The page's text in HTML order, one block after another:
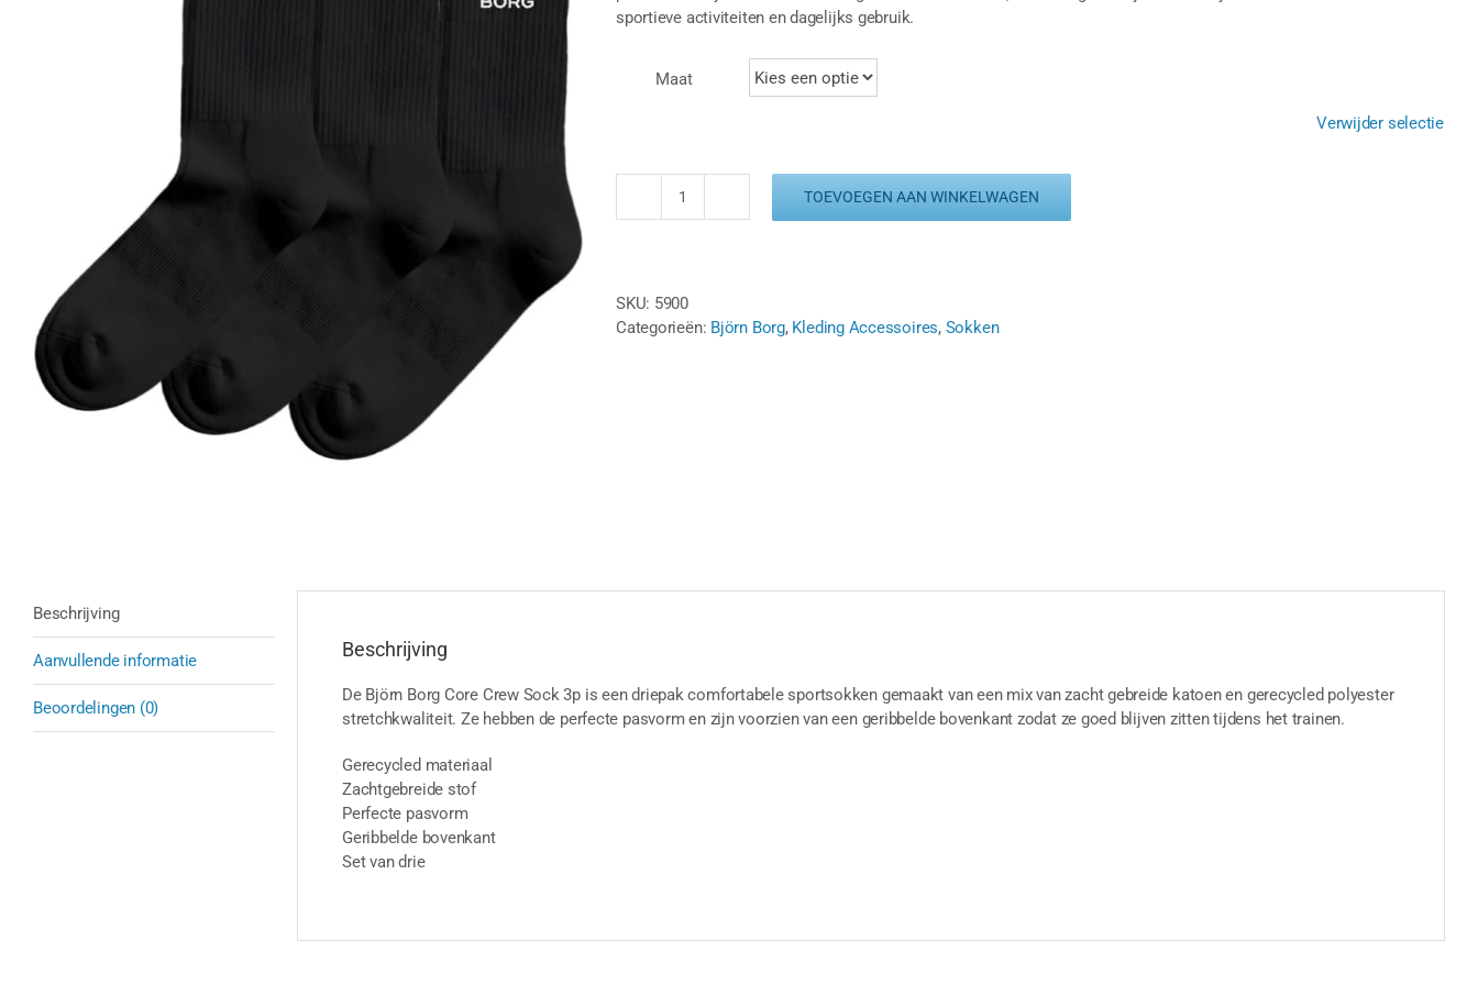
sportieve activiteiten en dagelijks gebruik.
Maat
Verwijder selectie
BJORN
-
3
TOEVOEGEN AAN WINKELWAGEN
SKU: 5900
Categorieën: Björn Borg, Kleding Accessoires, Sokken
Beschrijving
Aanvullende informatie
Beoordelingen (0)
Beschrijving
De Björn Borg Core Crew Sock 3p is een driepak comfortabele sportsokken gemaakt van een mix van zacht gebreide katoen en gerecycled polyester
stretchkwaliteit. Ze hebben de perfecte pasvorm en zijn voorzien van een geribbelde bovenkant zodat ze goed blijven zitten tijdens het trainen.
Gerecycled materiaal
Zachtgebreide stof
Perfecte pasvorm
Geribbelde bovenkant
Set van drie